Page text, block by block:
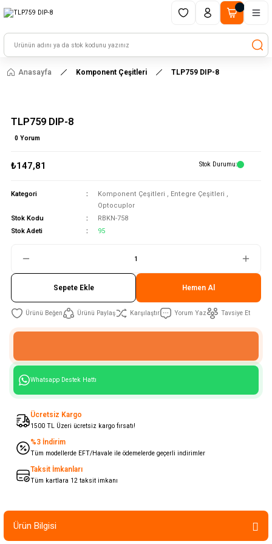
HAYAL ET - TASARLA - ÇALIŞTIR
Anasayfa Komponent Çeşitleri TLP759 DIP-8
TLP759 DIP-8
0 Yorum
₺147,81 Stok Durumu
Kategori Komponent Çeşitleri , Entegre Çeşitleri ,
Optocuplor
Stok Kodu
RBKN-758
Stok Adeti
95
Sepete Ekle Hemen Al
Ürünü Paylaş Karşılaştır Yorum Yaz Tavsiye Et
Whatsapp Destek Hattı
Ücretsiz Kargo
1500 TL Üzeri ücretsiz kargo fırsatı!
%3 İndirim
Tüm modellerde EFT/Havale ile ödemelerde geçerli indirimler
Taksit İmkanları
Tüm kartlara 12 taksit imkanı
Ürün Bilgisi